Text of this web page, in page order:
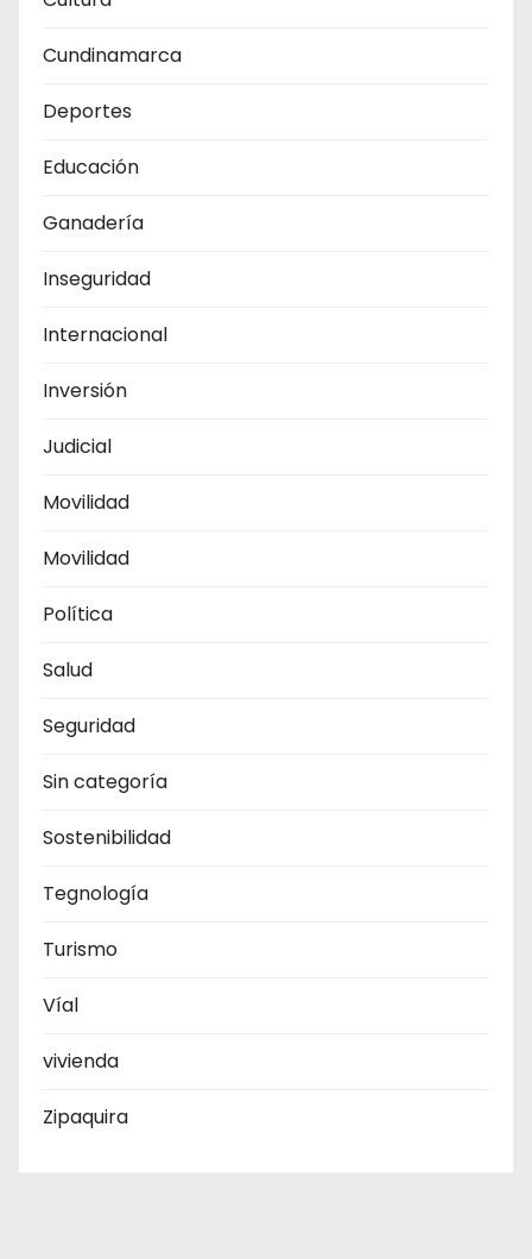
Cundinamarca
Deportes
Educación
Ganadería
Inseguridad
Internacional
Inversión
Judicial
Movilidad
Movilidad
Política
Salud
Seguridad
Sin categoría
Sostenibilidad
Tegnología
Turismo
Víal
vivienda
Zipaquira